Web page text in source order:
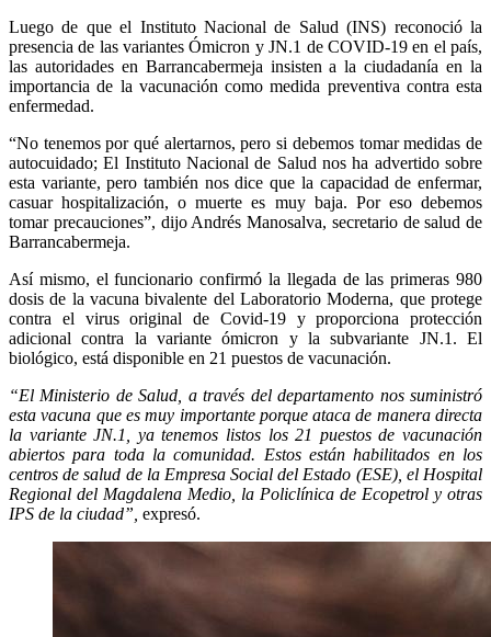
Luego de que el Instituto Nacional de Salud (INS) reconoció la
presencia de las variantes Ómicron y JN.1 de COVID-19 en el país,
las autoridades en Barrancabermeja insisten a la ciudadanía en la
importancia de la vacunación como medida preventiva contra esta
enfermedad.
“No tenemos por qué alertarnos, pero si debemos tomar medidas de
autocuidado; El Instituto Nacional de Salud nos ha advertido sobre
esta variante, pero también nos dice que la capacidad de enfermar,
casuar hospitalización, o muerte es muy baja. Por eso debemos
tomar precauciones”, dijo Andrés Manosalva, secretario de salud de
Barrancabermeja.
Así mismo, el funcionario confirmó la llegada de las primeras 980
dosis de la vacuna bivalente del Laboratorio Moderna, que protege
contra el virus original de Covid-19 y proporciona protección
adicional contra la variante ómicron y la subvariante JN.1. El
biológico, está disponible en 21 puestos de vacunación.
“El Ministerio de Salud, a través del departamento nos suministró
esta vacuna que es muy importante porque ataca de manera directa
la variante JN.1, ya tenemos listos los 21 puestos de vacunación
abiertos para toda la comunidad. Estos están habilitados en los
centros de salud de la Empresa Social del Estado (ESE), el Hospital
Regional del Magdalena Medio, la Policlínica de Ecopetrol y otras
IPS de la ciudad”, expresó.